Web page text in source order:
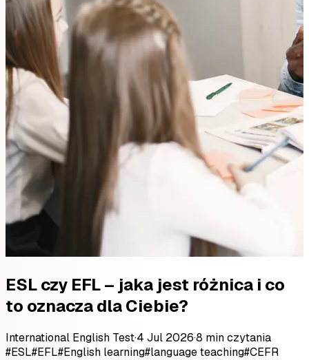
ESL czy EFL – jaka jest różnica i co
to oznacza dla Ciebie?
International English Test·4 Jul 2026·8 min czytania
#ESL#EFL#English learning#language teaching#CEFR